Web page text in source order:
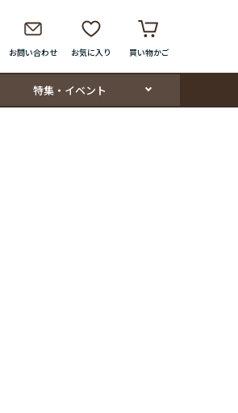
お問い合わせ お気に入り 買い物かご
特集・イベント